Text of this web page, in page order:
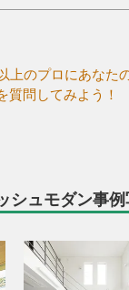
上のプロにあなた
質問してみよう！
シュモダン事